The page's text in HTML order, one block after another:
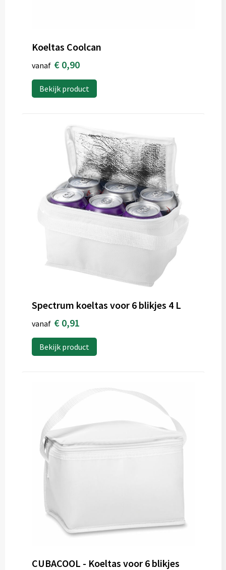
Koeltas Coolcan
vanaf € 0,90
Bekijk product
Spectrum koeltas voor 6 blikjes 4 L
vanaf € 0,91
Bekijk product
CUBACOOL - Koeltas voor 6 blikjes